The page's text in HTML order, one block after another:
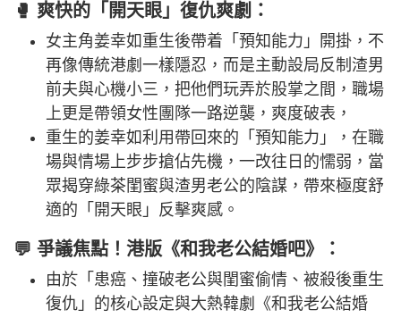
🥊 爽快的「開天眼」復仇爽劇：
女主角姜幸如重生後帶着「預知能力」開掛，不
再像傳統港劇一樣隱忍，而是主動設局反制渣男
前夫與心機小三，把他們玩弄於股掌之間，職場
上更是帶領女性團隊一路逆襲，爽度破表，
重生的姜幸如利用帶回來的「預知能力」，在職
場與情場上步步搶佔先機，一改往日的懦弱，當
眾揭穿綠茶閨蜜與渣男老公的陰謀，帶來極度舒
適的「開天眼」反擊爽感。
💬 爭議焦點！港版《和我老公結婚吧》：
由於「患癌、撞破老公與閨蜜偷情、被殺後重生
復仇」的核心設定與大熱韓劇《和我老公結婚